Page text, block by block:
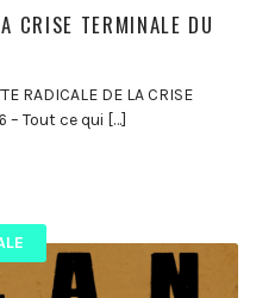
CRISE TERMINALE DU
RADICALE DE LA CRISE
– Tout ce qui […]